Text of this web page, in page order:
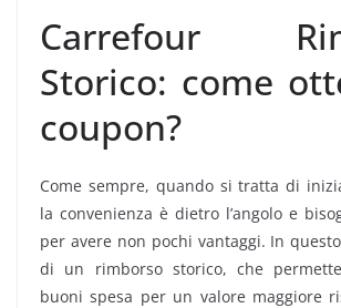
Carrefour
Storico: come
coupon?
Come sempre, quando si tratta di
la convenienza è dietro l’angolo e
per avere non pochi vantaggi. In
di un rimborso storico, che
buoni spesa per un valore maggiore